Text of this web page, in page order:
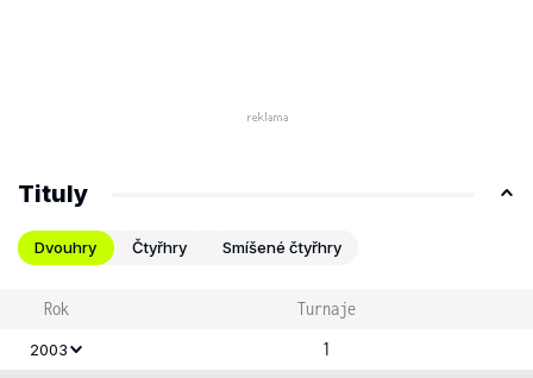
Tituly
Dvouhry Čtyřhry Smíšené čtyřhry
Rok Turnaje
2003
1